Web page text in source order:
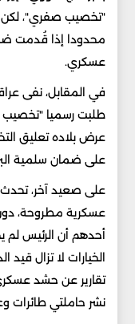
"تخصيب صفري"، لكن
محدودا إذا قُدمت
عسكري.
في المقابل، نفى
طلبت رسميا "تخصيب
عرض بلاده تعليق
على ضمان سلمية
على صعيد آخر، تحدث
عسكرية مطروحة، دون
أحدهم أن الرئيس لم
الخيارات لا تزال
تقارير عن حشد
نشر حاملتي طائرات